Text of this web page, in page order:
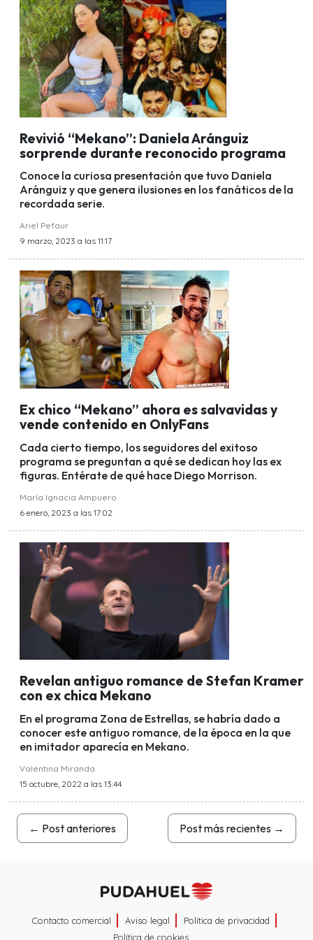
Revivió “Mekano”: Daniela Aránguiz
sorprende durante reconocido programa
Conoce la curiosa presentación que tuvo Daniela
Aránguiz y que genera ilusiones en los fanáticos de la
recordada serie.
Ariel Pefaur
9 marzo, 2023 a las 11:17
Ex chico “Mekano” ahora es salvavidas y
vende contenido en OnlyFans
Cada cierto tiempo, los seguidores del exitoso
programa se preguntan a qué se dedican hoy las ex
figuras. Entérate de qué hace Diego Morrison.
María Ignacia Ampuero
6 enero, 2023 a las 17:02
Revelan antiguo romance de Stefan Kramer
con ex chica Mekano
En el programa Zona de Estrellas, se habría dado a
conocer este antiguo romance, de la época en la que
en imitador aparecía en Mekano.
Valentina Miranda
15 octubre, 2022 a las 13:44
← Post anteriores Post más recientes →
Contacto comercial Aviso legal
Política de privacidad
Política de cookies